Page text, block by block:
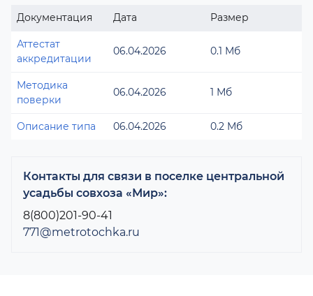
Документация Дата Размер
Аттестат
аккредитации
06.04.2026 0.1 Мб
Методика
поверки
06.04.2026 1 Мб
Описание типа 06.04.2026 0.2 Мб
Контакты для связи в поселке центральной
усадьбы совхоза «Мир»:
8(800)201-90-41
771@metrotochka.ru